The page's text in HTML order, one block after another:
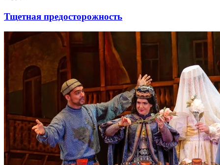
Тщетная предосторожность